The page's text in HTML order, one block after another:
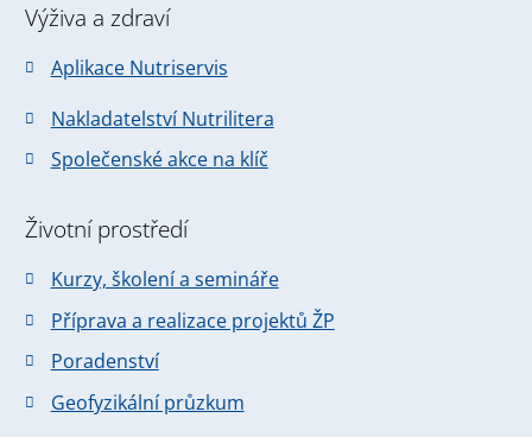
Výživa a zdraví
Aplikace Nutriservis
Nakladatelství Nutrilitera
Společenské akce na klíč
Životní prostředí
Kurzy, školení a semináře
Příprava a realizace projektů ŽP
Poradenství
Geofyzikální průzkum